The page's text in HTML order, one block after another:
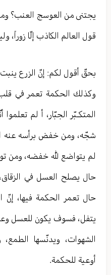
يجتنى من العوسج العنب؟
قول العالم الكاذب إلّا
بحقّ أقول لكم: إنّ الزرع
وكذلك الحكمة تعمر في
المتكـبّر الجبّار، أ لم
شجّه، ومن خفض برأسه عنه
لم يتواضع للّٰه خفضه، ومن
حال يصلح العسل في
حال تعمر الحكمة فيها،
يتفل، فسوف يكون للعسل
الشهوات، ويدنّسها
أوعية للحكمة.